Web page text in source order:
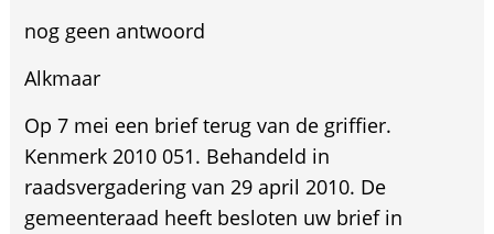
nog geen antwoord
Alkmaar
Op 7 mei een brief terug van de griffier.
Kenmerk 2010 051. Behandeld in
raadsvergadering van 29 april 2010. De
gemeenteraad heeft besloten uw brief in